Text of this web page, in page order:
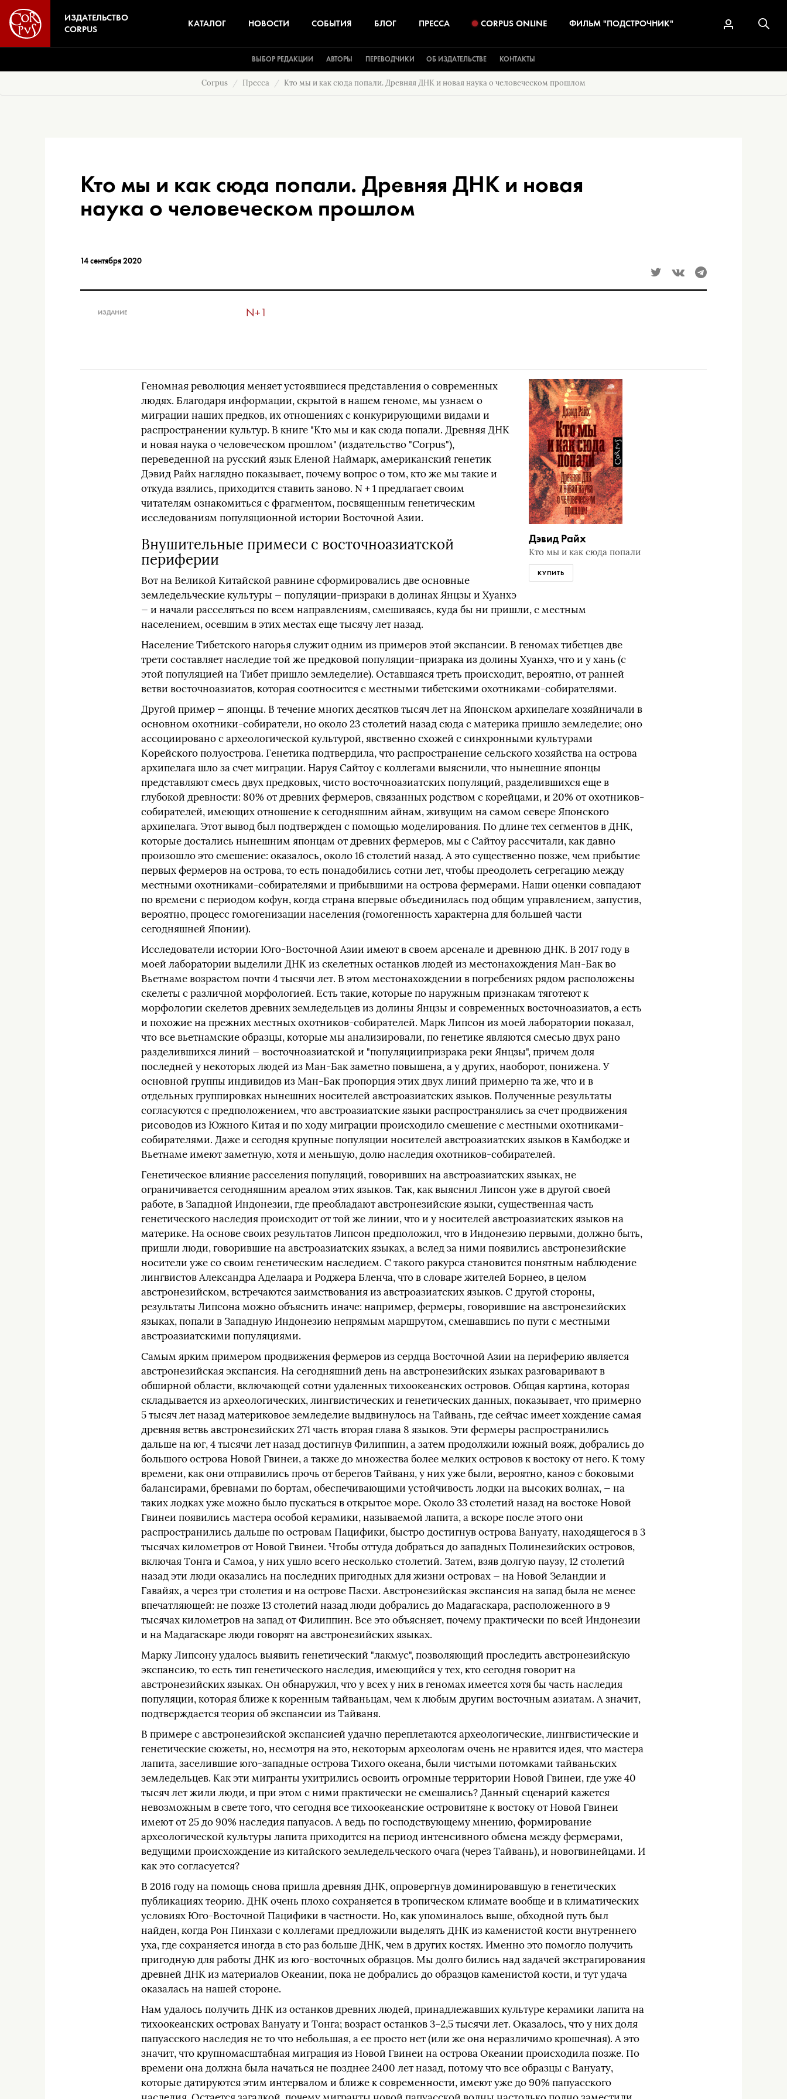
ИЗДАТЕЛЬСТВО
CORPUS
КАТАЛОГ НОВОСТИ СОБЫТИЯ БЛОГ ПРЕССА CORPUS ONLINE ФИЛЬМ "ПОДСТРОЧНИК"
ВЫБОР РЕДАКЦИИ АВТОРЫ ПЕРЕВОДЧИКИ ОБ ИЗДАТЕЛЬСТВЕ КОНТАКТЫ
Corpus Пресса Кто мы и как сюда попали. Древняя ДНК и новая наука о человеческом прошлом
Кто мы и как сюда попали. Древняя ДНК и новая
наука о человеческом прошлом
14 сентября 2020
ИЗДАНИЕ N+1
Дэвид Райх
Кто мы и как сюда попали
КУПИТЬ
Геномная революция меняет устоявшиеся представления о современных
людях. Благодаря информации, скрытой в нашем геноме, мы узнаем о
миграции наших предков, их отношениях с конкурирующими видами и
распространении культур. В книге "Кто мы и как сюда попали. Древняя ДНК
и новая наука о человеческом прошлом" (издательство "Corpus"),
переведенной на русский язык Еленой Наймарк, американский генетик
Дэвид Райх наглядно показывает, почему вопрос о том, кто же мы такие и
откуда взялись, приходится ставить заново. N + 1 предлагает своим
читателям ознакомиться с фрагментом, посвященным генетическим
исследованиям популяционной истории Восточной Азии.
Внушительные примеси с восточноазиатской
периферии
Вот на Великой Китайской равнине сформировались две основные
земледельческие культуры — популяции-призраки в долинах Янцзы и Хуанхэ
— и начали расселяться по всем направлениям, смешиваясь, куда бы ни пришли, с местным
населением, осевшим в этих местах еще тысячу лет назад.
Население Тибетского нагорья служит одним из примеров этой экспансии. В геномах тибетцев две
трети составляет наследие той же предковой популяции-призрака из долины Хуанхэ, что и у хань (с
этой популяцией на Тибет пришло земледелие). Оставшаяся треть происходит, вероятно, от ранней
ветви восточноазиатов, которая соотносится с местными тибетскими охотниками-собирателями.
Другой пример — японцы. В течение многих десятков тысяч лет на Японском архипелаге хозяйничали в
основном охотники-собиратели, но около 23 столетий назад сюда с материка пришло земледелие; оно
ассоциировано с археологической культурой, явственно схожей с синхронными культурами
Корейского полуострова. Генетика подтвердила, что распространение сельского хозяйства на острова
архипелага шло за счет миграции. Наруя Сайтоу с коллегами выяснили, что нынешние японцы
представляют смесь двух предковых, чисто восточноазиатских популяций, разделившихся еще в
глубокой древности: 80% от древних фермеров, связанных родством с корейцами, и 20% от охотников-
собирателей, имеющих отношение к сегодняшним айнам, живущим на самом севере Японского
архипелага. Этот вывод был подтвержден с помощью моделирования. По длине тех сегментов в ДНК,
которые достались нынешним японцам от древних фермеров, мы с Сайтоу рассчитали, как давно
произошло это смешение: оказалось, около 16 столетий назад. А это существенно позже, чем прибытие
первых фермеров на острова, то есть понадобились сотни лет, чтобы преодолеть сегрегацию между
местными охотниками-собирателями и прибывшими на острова фермерами. Наши оценки совпадают
по времени с периодом кофун, когда страна впервые объединилась под общим управлением, запустив,
вероятно, процесс гомогенизации населения (гомогенность характерна для большей части
сегодняшней Японии).
Исследователи истории Юго-Восточной Азии имеют в своем арсенале и древнюю ДНК. В 2017 году в
моей лаборатории выделили ДНК из скелетных останков людей из местонахождения Ман-Бак во
Вьетнаме возрастом почти 4 тысячи лет. В этом местонахождении в погребениях рядом расположены
скелеты с различной морфологией. Есть такие, которые по наружным признакам тяготеют к
морфологии скелетов древних земледельцев из долины Янцзы и современных восточноазиатов, а есть
и похожие на прежних местных охотников-собирателей. Марк Липсон из моей лаборатории показал,
что все вьетнамские образцы, которые мы анализировали, по генетике являются смесью двух рано
разделившихся линий — восточноазиатской и "популяциипризрака реки Янцзы", причем доля
последней у некоторых людей из Ман-Бак заметно повышена, а у других, наоборот, понижена. У
основной группы индивидов из Ман-Бак пропорция этих двух линий примерно та же, что и в
отдельных группировках нынешних носителей австроазиатских языков. Полученные результаты
согласуются с предположением, что австроазиатские языки распространялись за счет продвижения
рисоводов из Южного Китая и по ходу миграции происходило смешение с местными охотниками-
собирателями. Даже и сегодня крупные популяции носителей австроазиатских языков в Камбодже и
Вьетнаме имеют заметную, хотя и меньшую, долю наследия охотников-собирателей.
Генетическое влияние расселения популяций, говоривших на австроазиатских языках, не
ограничивается сегодняшним ареалом этих языков. Так, как выяснил Липсон уже в другой своей
работе, в Западной Индонезии, где преобладают австронезийские языки, существенная часть
генетического наследия происходит от той же линии, что и у носителей австроазиатских языков на
материке. На основе своих результатов Липсон предположил, что в Индонезию первыми, должно быть,
пришли люди, говорившие на австроазиатских языках, а вслед за ними появились австронезийские
носители уже со своим генетическим наследием. С такого ракурса становится понятным наблюдение
лингвистов Александра Аделаара и Роджера Бленча, что в словаре жителей Борнео, в целом
австронезийском, встречаются заимствования из австроазиатских языков. С другой стороны,
результаты Липсона можно объяснить иначе: например, фермеры, говорившие на австронезийских
языках, попали в Западную Индонезию непрямым маршрутом, смешавшись по пути с местными
австроазиатскими популяциями.
Самым ярким примером продвижения фермеров из сердца Восточной Азии на периферию является
австронезийская экспансия. На сегодняшний день на австронезийских языках разговаривают в
обширной области, включающей сотни удаленных тихоокеанских островов. Общая картина, которая
складывается из археологических, лингвистических и генетических данных, показывает, что примерно
5 тысяч лет назад материковое земледелие выдвинулось на Тайвань, где сейчас имеет хождение самая
древняя ветвь австронезийских 271 часть вторая глава 8 языков. Эти фермеры распространились
дальше на юг, 4 тысячи лет назад достигнув Филиппин, а затем продолжили южный вояж, добрались до
большого острова Новой Гвинеи, а также до множества более мелких островов к востоку от него. К тому
времени, как они отправились прочь от берегов Тайваня, у них уже были, вероятно, каноэ с боковыми
балансирами, бревнами по бортам, обеспечивающими устойчивость лодки на высоких волнах, — на
таких лодках уже можно было пускаться в открытое море. Около 33 столетий назад на востоке Новой
Гвинеи появились мастера особой керамики, называемой лапита, а вскоре после этого они
распространились дальше по островам Пацифики, быстро достигнув острова Вануату, находящегося в 3
тысячах километров от Новой Гвинеи. Чтобы оттуда добраться до западных Полинезийских островов,
включая Тонга и Самоа, у них ушло всего несколько столетий. Затем, взяв долгую паузу, 12 столетий
назад эти люди оказались на последних пригодных для жизни островах — на Новой Зеландии и
Гавайях, а через три столетия и на острове Пасхи. Австронезийская экспансия на запад была не менее
впечатляющей: не позже 13 столетий назад люди добрались до Мадагаскара, расположенного в 9
тысячах километров на запад от Филиппин. Все это объясняет, почему практически по всей Индонезии
и на Мадагаскаре люди говорят на австронезийских языках.
Марку Липсону удалось выявить генетический "лакмус", позволяющий проследить австронезийскую
экспансию, то есть тип генетического наследия, имеющийся у тех, кто сегодня говорит на
австронезийских языках. Он обнаружил, что у всех у них в геномах имеется хотя бы часть наследия
популяции, которая ближе к коренным тайваньцам, чем к любым другим восточным азиатам. А значит,
подтверждается теория об экспансии из Тайваня.
В примере с австронезийской экспансией удачно переплетаются археологические, лингвистические и
генетические сюжеты, но, несмотря на это, некоторым археологам очень не нравится идея, что мастера
лапита, заселившие юго-западные острова Тихого океана, были чистыми потомками тайваньских
земледельцев. Как эти мигранты ухитрились освоить огромные территории Новой Гвинеи, где уже 40
тысяч лет жили люди, и при этом с ними практически не смешались? Данный сценарий кажется
невозможным в свете того, что сегодня все тихоокеанские островитяне к востоку от Новой Гвинеи
имеют от 25 до 90% наследия папуасов. А ведь по господствующему мнению, формирование
археологической культуры лапита приходится на период интенсивного обмена между фермерами,
ведущими происхождение из китайского земледельческого очага (через Тайвань), и новогвинейцами. И
как это согласуется?
В 2016 году на помощь снова пришла древняя ДНК, опровергнув доминировавшую в генетических
публикациях теорию. ДНК очень плохо сохраняется в тропическом климате вообще и в климатических
условиях Юго-Восточной Пацифики в частности. Но, как упоминалось выше, обходной путь был
найден, когда Рон Пинхази с коллегами предложили выделять ДНК из каменистой кости внутреннего
уха, где сохраняется иногда в сто раз больше ДНК, чем в других костях. Именно это помогло получить
пригодную для работы ДНК из юго-восточных образцов. Мы долго бились над задачей экстрагирования
древней ДНК из материалов Океании, пока не добрались до образцов каменистой кости, и тут удача
оказалась на нашей стороне.
Нам удалось получить ДНК из останков древних людей, принадлежавших культуре керамики лапита на
тихоокеанских островах Вануату и Тонга; возраст останков 3–2,5 тысячи лет. Оказалось, что у них доля
папуасского наследия не то что небольшая, а ее просто нет (или же она неразличимо крошечная). А это
значит, что крупномасштабная миграция из Новой Гвинеи на острова Океании происходила позже. По
времени она должна была начаться не позднее 2400 лет назад, потому что все образцы с Вануату,
которые датируются этим интервалом и ближе к современности, имеют уже до 90% папуасского